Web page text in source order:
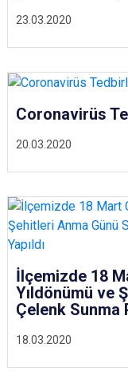
23.03.2020
20.03.2020
Coronavirüs
18.03.2020
İlçemizde 18
Yıldönümü ve
Çelenk Sunma